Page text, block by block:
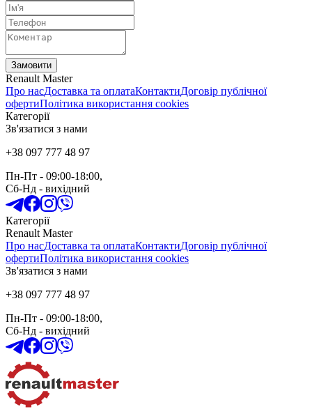
Замовити
Renault Master
Про насДоставка та оплатаКонтактиДоговір публічної
офертиПолітика використання cookies
Категорії
Зв'язатися з нами
+38 097 777 48 97
Пн-Пт - 09:00-18:00,
Сб-Нд - вихідний
Категорії
Renault Master
Про насДоставка та оплатаКонтактиДоговір публічної
офертиПолітика використання cookies
Зв'язатися з нами
+38 097 777 48 97
Пн-Пт - 09:00-18:00,
Сб-Нд - вихідний